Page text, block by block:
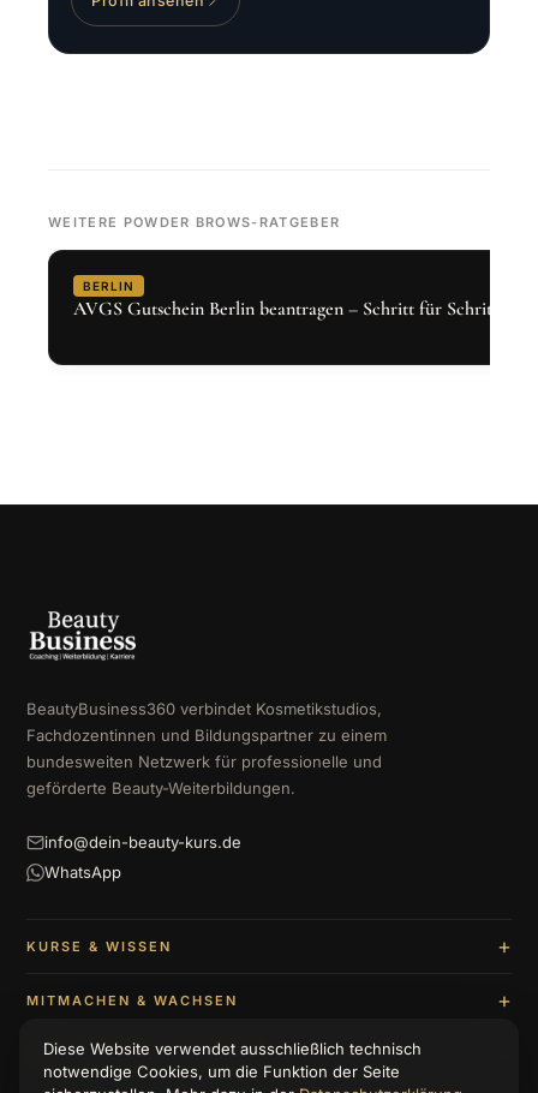
WEITERE POWDER BROWS-RATGEBER
BERLIN
AVGS Gutschein Berlin beantragen – Schritt für Schritt 2026
BeautyBusiness360 verbindet Kosmetikstudios,
Fachdozentinnen und Bildungspartner zu einem
bundesweiten Netzwerk für professionelle und
geförderte Beauty-Weiterbildungen.
info@dein-beauty-kurs.de
WhatsApp
KURSE & WISSEN
MITMACHEN & WACHSEN
UNTERNEHMEN & BERATUNG
Diese Website verwendet ausschließlich technisch
notwendige Cookies, um die Funktion der Seite